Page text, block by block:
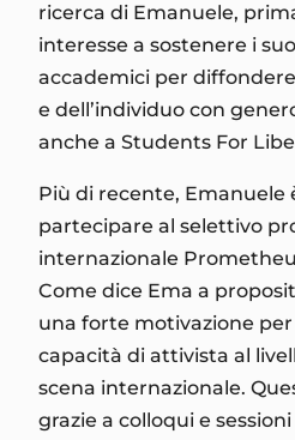
ricerca di Emanuele,
interesse a sostenere i
accademici per
e dell’individuo con
anche a Students For
Più di recente, Emanuele
partecipare al selettivo
internazionale
Come dice Ema a
una forte motivazione
capacità di attivista al
scena internazionale.
grazie a colloqui e